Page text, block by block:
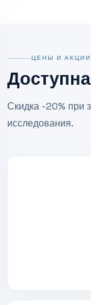
ЦЕНЫ И АКЦИИ
Скидка -20% при
исследования.